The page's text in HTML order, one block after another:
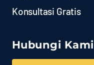
Konsultasi Gratis
Hubungi Kami